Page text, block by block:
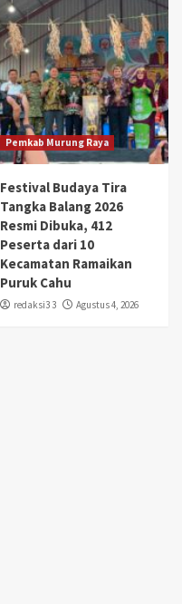
Pemkab Murung Raya
Festival Budaya Tira
Tangka Balang 2026
Resmi Dibuka, 412
Peserta dari 10
Kecamatan Ramaikan
Puruk Cahu
redaksi3 3 Agustus 4, 2026